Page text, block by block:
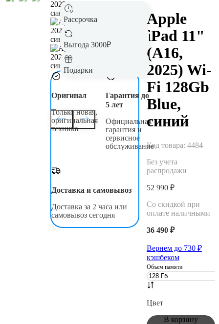
Рассрочка
Выгода 3000₽
Подарки
Оригинал
Только новая,
оригинальная
техника
Гарантия до
5 лет
Официальная
гарантия и
сервисное
обслуживание
Доставка и самовывоз
Доставка за 2 часа или
самовывоз сегодня
Apple
iPad 11"
(A16,
2025) Wi-
Fi 128Gb
Blue,
синий
Код товара: 4484
Без учета
распродажи
52 990 ₽
Со скидкой при
оплате наличными
36 490 ₽
Вернем до 730 ₽
кэшбеком
Объем памяти
Цвет
В корзину